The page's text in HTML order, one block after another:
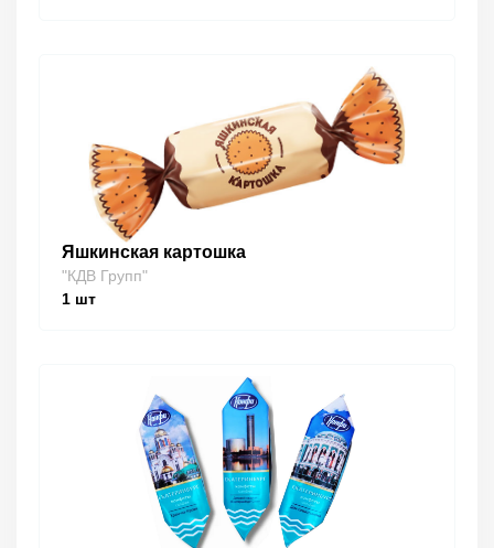
Яшкинская картошка
"КДВ Групп"
1 шт